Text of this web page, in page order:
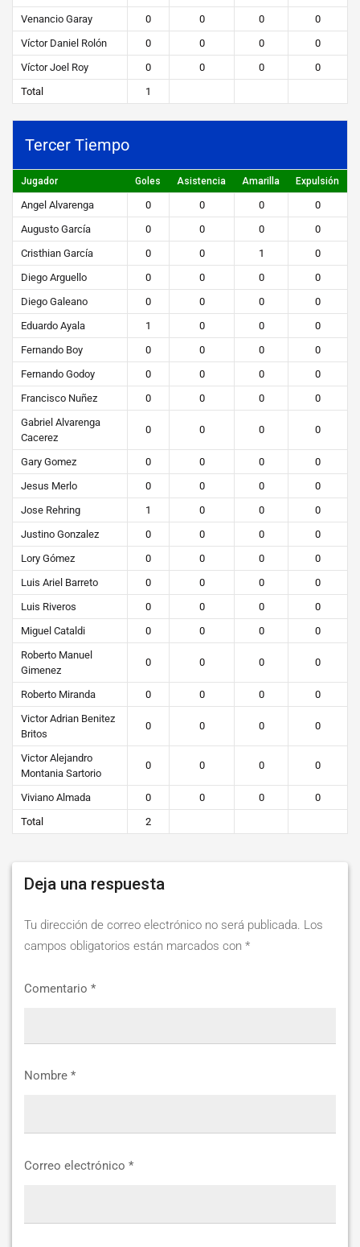
Venancio Garay
0 0 0
0
Víctor Daniel Rolón
0 0 0
0
Víctor Joel Roy
0 0 0
0
Total
1
Tercer Tiempo
Jugador Goles Asistencia Amarilla Expulsión
Angel Alvarenga 0 0 0
0
Augusto García
0 0 0
0
Cristhian García
0 0 1
0
Diego Arguello
0 0 0
0
Diego Galeano
0 0 0
0
Eduardo Ayala
1 0 0
0
Fernando Boy
0 0 0
0
Fernando Godoy
0 0 0
0
Francisco Nuñez
0 0 0
0
Gabriel Alvarenga
Cacerez
0 0 0 0
Gary Gomez 0 0 0
0
Jesus Merlo
0 0 0
0
Jose Rehring
1 0 0
0
Justino Gonzalez
0 0 0
0
Lory Gómez
0 0 0
0
Luis Ariel Barreto
0 0 0
0
Luis Riveros
0 0 0
0
Miguel Cataldi
0 0 0
0
Roberto Manuel
Gimenez
0 0 0 0
Roberto Miranda 0 0 0
0
Victor Adrian Benitez
Britos
0 0 0 0
Victor Alejandro
Montania Sartorio
0 0 0 0
Viviano Almada 0 0 0
0
Total
2
Deja una respuesta
Tu dirección de correo electrónico no será publicada. Los
campos obligatorios están marcados con *
Comentario *
Nombre *
Correo electrónico *